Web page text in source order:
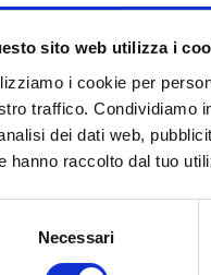
sito web utilizza i
i cookie per
traffico. Condividiamo
dei dati web,
hanno raccolto dal tuo
Necessari